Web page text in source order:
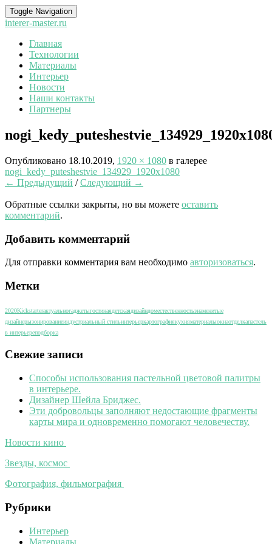
Toggle Navigation
interer-master.ru
Главная
Технологии
Материалы
Интерьер
Новости
Наши контакты
Партнеры
Опубликовано 18.10.2019, 1920 × 1080 в галерее
nogi_kedy_puteshestvie_134929_1920x1080
← Предыдущий /Следующий →
Обратные ссылки закрыты, но вы можете оставить
комментарий.
Добавить комментарий
Для отправки комментария вам необходимо авторизоваться.
Метки
2020Kickstarterактуальногаджетыгостинаядетскаядизайндоместественностьзнаменитые
дизайнерызонированиеиндустриальный стильинтерьеркартографиякухняматериалыокнаотделкапастель
в интерьереподборка
Свежие записи
Способы использования пастельной цветовой палитры
в интерьере.
Дизайнер Шейла Бриджес.
Эти добровольцы заполняют недостающие фрагменты
карты мира и одновременно помогают человечеству.
Новости кино
Звезды, космос
Фотография, фильмография
Рубрики
Интерьер
Материалы